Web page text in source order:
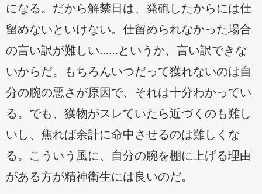
になる。だから解禁日は、発砲したからには仕
留めないといけない。仕留められなかった場合
の言い訳が難しい……というか、言い訳できな
いからだ。もちろんいつだって獲れないのは自
分の腕の悪さが原因で、それは十分わかってい
る。でも、獲物がスレていたら近づくのも難し
いし、焦れば余計に命中させるのは難しくな
る。こういう風に、自分の腕を棚に上げる理由
がある方が精神衛生には良いのだ。